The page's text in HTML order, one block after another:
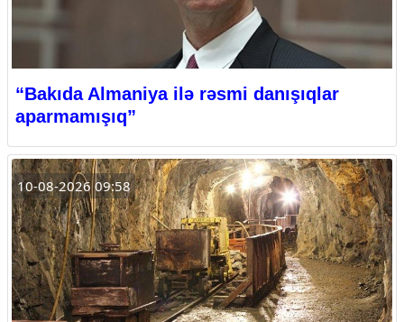
“Bakıda Almaniya ilə rəsmi danışıqlar
aparmamışıq”
10-08-2026 09:58